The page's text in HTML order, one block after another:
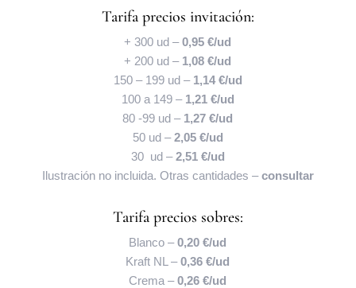
Tarifa precios invitación:
+ 300 ud –0,95 €/ud
+ 200 ud – 1,08 €/ud
150 – 199 ud – 1,14 €/ud
100 a 149 – 1,21 €/ud
80 -99 ud – 1,27 €/ud
50 ud –2,05 €/ud
30 ud –2,51 €/ud
Ilustración no incluida. Otras cantidades –consultar
Tarifa precios sobres:
Blanco –0,20 €/ud
Kraft NL –0,36 €/ud
Crema –0,26 €/ud